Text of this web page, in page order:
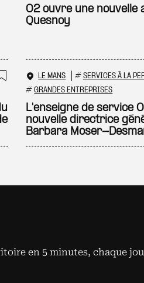
Ajouter à ma
O2 ouvre une nouvelle
Quesnoy
Ajouter à ma
LE MANS # SERVICES À LA
#GRANDES ENTREPRISES
L'enseigne de service
nouvelle directrice
Barbara Moser-
en 5 minutes, chaque